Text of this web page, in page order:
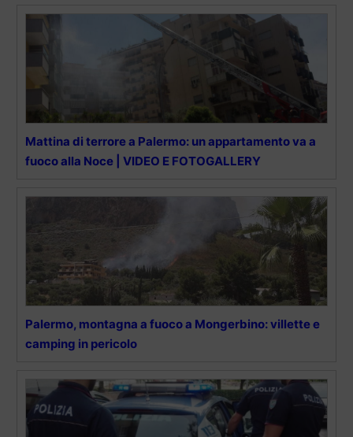
Mattina di terrore a Palermo: un appartamento va a
fuoco alla Noce | VIDEO E FOTOGALLERY
Palermo, montagna a fuoco a Mongerbino: villette e
camping in pericolo